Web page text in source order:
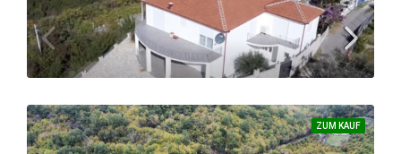
Tolles Anwesen mit einem fantastischen Blick auf die Saline, den großen Strand und die Innenstadt von Ulcinj
325.900 €
7243
ZUM KAUF